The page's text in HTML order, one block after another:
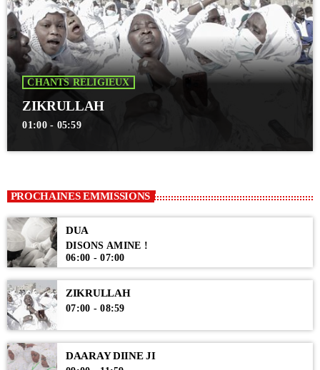
CHANTS RELIGIEUX
ZIKRULLAH
01:00 - 05:59
PROCHAINES EMMISSIONS
DUA
DISONS AMINE !
06:00 - 07:00
ZIKRULLAH
07:00 - 08:59
DAARAY DIINE JI